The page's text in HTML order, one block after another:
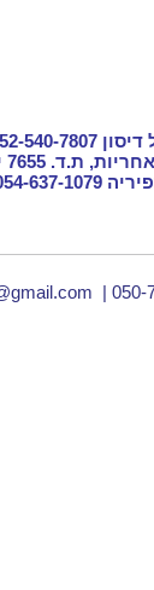
540-7807
ירושלים 91075
1079